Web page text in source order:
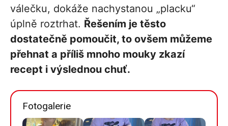
válečku, dokáže nachystanou „placku“
úplně roztrhat. Řešením je těsto
dostatečně pomoučit, to ovšem můžeme
přehnat a příliš mnoho mouky zkazí
recept i výslednou chuť.
Fotogalerie